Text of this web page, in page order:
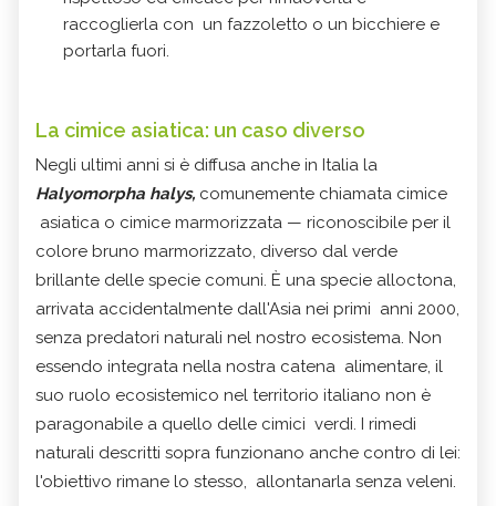
raccoglierla con un fazzoletto o un bicchiere e
portarla fuori.
La cimice asiatica: un caso diverso
Negli ultimi anni si è diffusa anche in Italia la
Halyomorpha halys, comunemente chiamata cimice
asiatica o cimice marmorizzata — riconoscibile per il
colore bruno marmorizzato, diverso dal verde
brillante delle specie comuni. È una specie alloctona,
arrivata accidentalmente dall'Asia nei primi anni 2000,
senza predatori naturali nel nostro ecosistema. Non
essendo integrata nella nostra catena alimentare, il
suo ruolo ecosistemico nel territorio italiano non è
paragonabile a quello delle cimici verdi. I rimedi
naturali descritti sopra funzionano anche contro di lei:
l'obiettivo rimane lo stesso, allontanarla senza veleni.